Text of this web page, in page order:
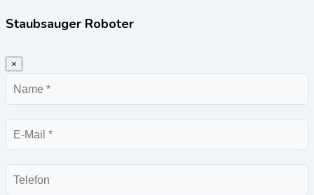
Staubsauger Roboter
×
Name
E-
Mail
Telefon